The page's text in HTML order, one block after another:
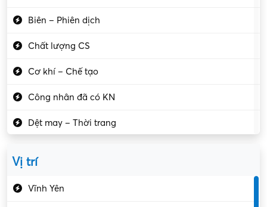
Biên – Phiên dịch
Chất lượng CS
Cơ khí – Chế tạo
Công nhân đã có KN
Dệt may – Thời trang
Vị trí
Vĩnh Yên